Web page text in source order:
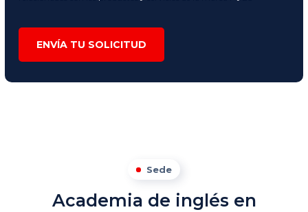
ENVÍA TU SOLICITUD
Sede
Academia de inglés en